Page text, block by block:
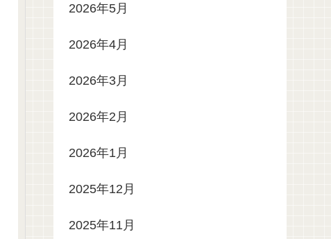
2026年5月
2026年4月
2026年3月
2026年2月
2026年1月
2025年12月
2025年11月